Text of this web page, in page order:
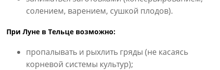
солением, варением, сушкой плодов).
При Луне в Тельце возможно:
пропалывать и рыхлить гряды (не касаясь
корневой системы культур);